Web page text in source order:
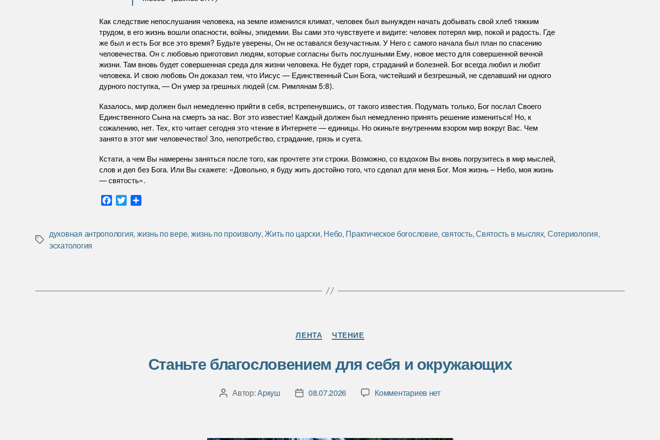
Как следствие непослушания человека, на земле изменился климат, человек был вынужден начать добывать свой хлеб тяжким
трудом, в его жизнь вошли опасности, войны, эпидемии. Вы сами это чувствуете и видите: человек потерял мир, покой и радость. Где
же был и есть Бог все это время? Будьте уверены, Он не оставался безучастным. У Него с самого начала был план по спасению
человечества. Он с любовью приготовил людям, которые согласны быть послушными Ему, новое место для совершенной вечной
жизни. Там вновь будет совершенная среда для жизни человека. Не будет горя, страданий и болезней. Бог всегда любил и любит
человека. И свою любовь Он доказал тем, что Иисус — Единственный Сын Бога, чистейший и безгрешный, не сделавший ни одного
дурного поступка, — Он умер за грешных людей (см. Римлянам 5:8).
Казалось, мир должен был немедленно прийти в себя, встрепенувшись, от такого известия. Подумать только, Бог послал Своего
Единственного Сына на смерть за нас. Вот это известие! Каждый должен был немедленно принять решение измениться! Но, к
сожалению, нет. Тех, кто читает сегодня это чтение в Интернете — единицы. Но окиньте внутренним взором мир вокруг Вас. Чем
занято в этот миг человечество! Зло, непотребство, страдание, грязь и суета.
Кстати, а чем Вы намерены заняться после того, как прочтете эти строки. Возможно, со вздохом Вы вновь погрузитесь в мир мыслей,
слов и дел без Бога. Или Вы скажете: «Довольно, я буду жить достойно того, что сделал для меня Бог. Моя жизнь – Небо, моя жизнь
— святость».
e
t
р
Метки
духовная антропология, жизнь по вере, жизнь по произволу,Жить по царски, Небо, Практическое богословие, святость,Святость в мыслях, Сотериология,
эсхатология
Рубрики
ЛЕНТА ЧТЕНИЕ
Станьте благословением для себя и окружающих
Автор
Автор:Аркуш
Дата08.07.2026 Комментариевкнет